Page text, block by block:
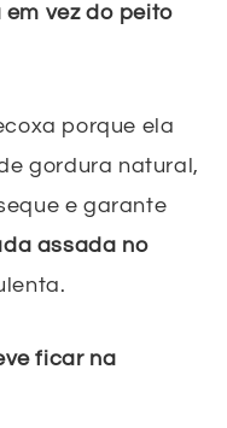
em vez do peito
porque ela
gordura natural,
e garante
assada no
ficar na